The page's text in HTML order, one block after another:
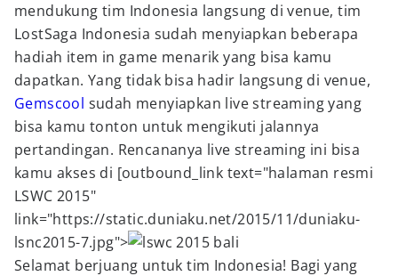
mendukung tim Indonesia langsung di venue, tim
LostSaga Indonesia sudah menyiapkan beberapa
hadiah item in game menarik yang bisa kamu
dapatkan. Yang tidak bisa hadir langsung di venue,
Gemscool sudah menyiapkan live streaming yang
bisa kamu tonton untuk mengikuti jalannya
pertandingan. Rencananya live streaming ini bisa
kamu akses di [outbound_link text="halaman resmi
LSWC 2015"
link="https://static.duniaku.net/2015/11/duniaku-
lsnc2015-7.jpg">
Selamat berjuang untuk tim Indonesia! Bagi yang